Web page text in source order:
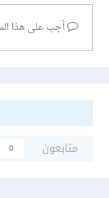
أجب على هذا
متابعون
0